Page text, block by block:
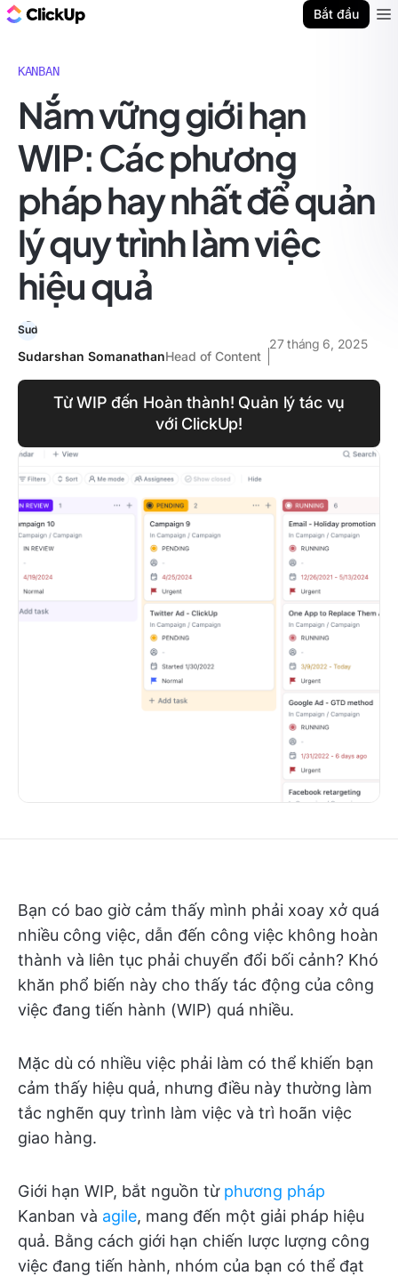
Bắt đầu
KANBAN
Nắm vững giới hạn
WIP: Các phương
pháp hay nhất để quản
lý quy trình làm việc
hiệu quả
Sudarshan SomanathanHead of Content
27 tháng 6, 2025
Từ WIP đến Hoàn thành! Quản lý tác vụ
với ClickUp!
Bạn có bao giờ cảm thấy mình phải xoay xở quá
nhiều công việc, dẫn đến công việc không hoàn
thành và liên tục phải chuyển đổi bối cảnh? Khó
khăn phổ biến này cho thấy tác động của công
việc đang tiến hành (WIP) quá nhiều.
Mặc dù có nhiều việc phải làm có thể khiến bạn
cảm thấy hiệu quả, nhưng điều này thường làm
tắc nghẽn quy trình làm việc và trì hoãn việc
giao hàng.
Giới hạn WIP, bắt nguồn từ phương pháp
Kanban và agile, mang đến một giải pháp hiệu
quả. Bằng cách giới hạn chiến lược lượng công
việc đang tiến hành, nhóm của bạn có thể đạt